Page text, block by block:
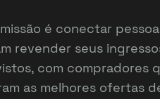
é conectar
revender seus
com compradores
as melhores ofertas